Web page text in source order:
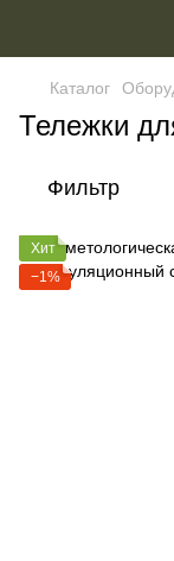
Каталог
Тележки
Фильтр
Хит
−1%